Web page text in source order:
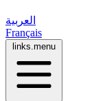
العربية
Français
links.menu